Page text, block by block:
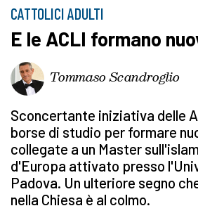
CATTOLICI ADULTI
E le ACLI formano
Tommaso Scandroglio
Sconcertante iniziativa delle
borse di studio per formare
collegate a un Master sull'islam
d'Europa attivato presso
Padova. Un ulteriore segno
nella Chiesa è al colmo.